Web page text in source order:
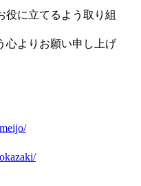
役に立てるよう取り組
心よりお願い申し上げ